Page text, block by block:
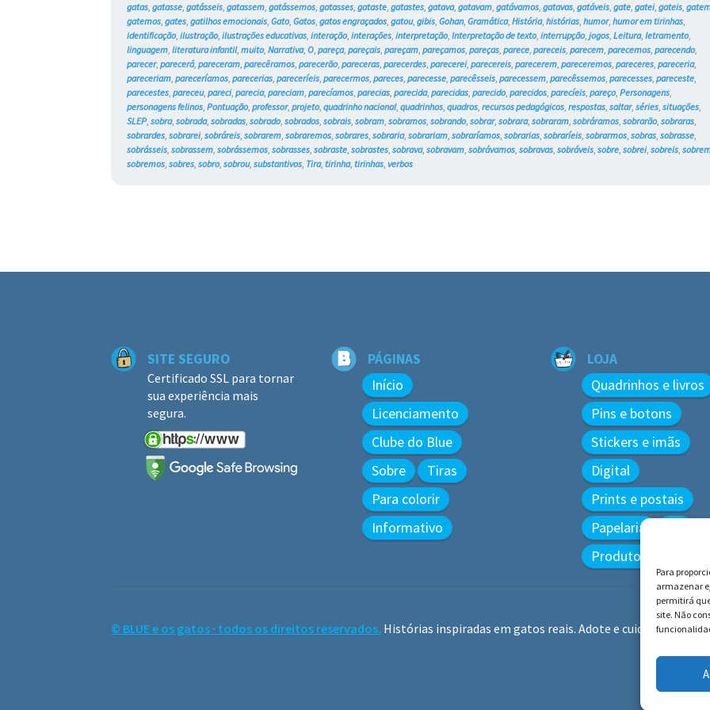
Para
armazenar
permitirá
site. Não
gatas ,gatasse ,gatásseis ,gatassem ,gatássemos ,gatasses ,gataste ,gatastes ,gatava,gatavam ,gatávamos ,gatavas ,gatáveis ,gate ,gatei,gateis ,
gatemos ,gates ,gatilhos emocionais ,Gato,Gatos ,gatos engraçados ,gatou,gibis ,Gohan ,Gramática,História,histórias ,humor,humor em tirinhas
identificação,ilustração,ilustrações educativas ,interação,interações ,interpretação,Interpretação de texto,interrupção,jogos ,Leitura,letramento,
linguagem ,literatura infantil,muito,Narrativa,O ,pareça,pareçais ,pareçam ,pareçamos ,pareças ,parece ,pareceis ,parecem ,parecemos ,parecendo,
parecer,parecerá,pareceram ,parecêramos ,parecerão,pareceras ,parecerdes ,parecerei,parecereis ,parecerem ,pareceremos ,pareceres ,pareceria,
pareceriam ,pareceríamos ,parecerias ,pareceríeis ,parecermos ,pareces ,parecesse ,parecêsseis ,parecessem ,parecêssemos ,parecesses ,pareceste
parecestes ,pareceu,pareci,parecia,pareciam ,parecíamos ,parecias ,parecida,parecidas ,parecido,parecidos ,parecíeis ,pareço,Personagens
personagens felinos ,Pontuação,professor,projeto,quadrinho nacional,quadrinhos ,quadros ,recursos pedagógicos ,respostas ,saltar,séries ,situações
SLEP,sobra,sobrada,sobradas ,sobrado,sobrados ,sobrais ,sobram ,sobramos ,sobrando,sobrar,sobrara,sobraram ,sobráramos ,sobrarão,sobraras
sobrardes ,sobrarei,sobráreis ,sobrarem ,sobraremos ,sobrares ,sobraria,sobrariam ,sobraríamos ,sobrarias ,sobraríeis ,sobrarmos ,sobras ,sobrasse
sobrásseis ,sobrassem ,sobrássemos ,sobrasses ,sobraste ,sobrastes ,sobrava,sobravam ,sobrávamos ,sobravas ,sobráveis ,sobre ,sobrei,sobreis ,
sobremos ,sobres ,sobro,sobrou,substantivos Tira,tirinha,tirinhas ,verbos
SITE SEGURO
Certificado SSL para tornar
sua experiência mais
segura.
PÁGINAS
Início
Licenciamento
Clube do Blue
Sobre
Tiras
Para colorir
Informativo
LOJA
Quadrinhos e livros
Pins e botons
Stickers e imãs
Digital
Prints e postais
Papelaria
Produtos diversos
© BLUE e os gatos ∙ todos os direitos reservados. Histórias inspiradas em gatos reais. Adote e cuide dos gatos!